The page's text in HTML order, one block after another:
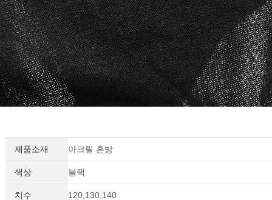
제품소재 아크릴 혼방
색상 블랙
치수 120,130,140